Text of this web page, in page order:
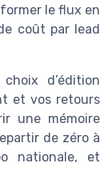
le flux en
coût par lead
d’édition
et vos retours
une mémoire
de zéro à
nationale, et